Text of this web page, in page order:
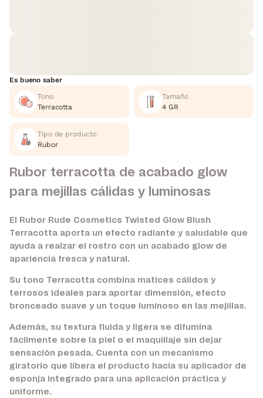
Es bueno saber
Tono
Terracotta
Tamaño
4 GR
Tipo de producto
Rubor
Rubor terracotta de acabado glow
para mejillas cálidas y luminosas
El Rubor Rude Cosmetics Twisted Glow Blush
Terracotta aporta un efecto radiante y saludable que
ayuda a realzar el rostro con un acabado glow de
apariencia fresca y natural.
Su tono Terracotta combina matices cálidos y
terrosos ideales para aportar dimensión, efecto
bronceado suave y un toque luminoso en las mejillas.
Además, su textura fluida y ligera se difumina
fácilmente sobre la piel o el maquillaje sin dejar
sensación pesada. Cuenta con un mecanismo
giratorio que libera el producto hacia su aplicador de
esponja integrado para una aplicación práctica y
uniforme.